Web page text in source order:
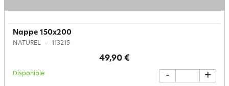
Nappe 150x200
NATUREL 113215
49,90 €
Disponible - +